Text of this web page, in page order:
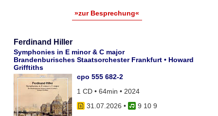
»zur Besprechung«
Ferdinand Hiller
Symphonies in E minor & C major
Brandenburisches Staatsorchester Frankfurt • Howard
Grifftiths
cpo 555 682-2
1 CD • 64min • 2024
31.07.2026 •
9 10 9